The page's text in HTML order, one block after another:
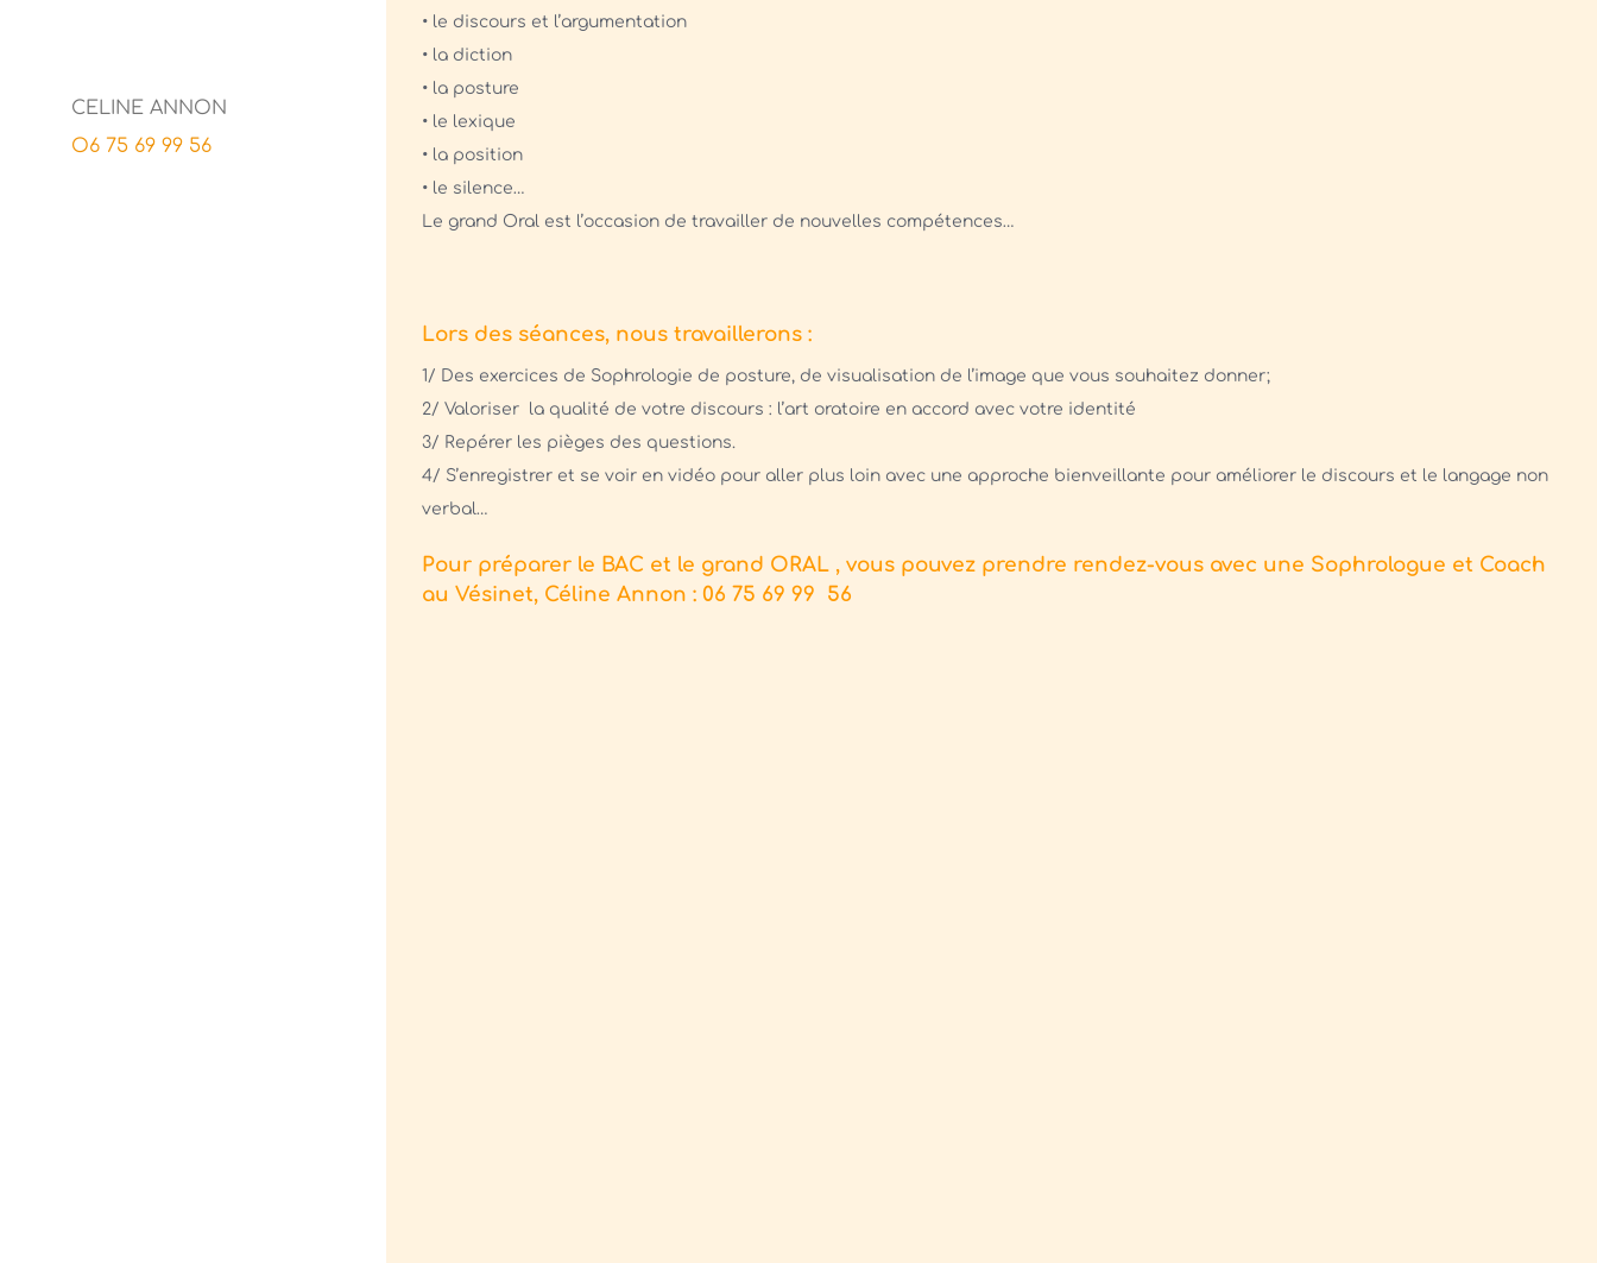
CELINE ANNON
O6 75 69 99 56
• le discours et l’argumentation
• la diction
• la posture
• le lexique
• la position
• le silence…
Le grand Oral est l’occasion de travailler de nouvelles compétences…
Lors des séances, nous travaillerons :
1/ Des exercices de Sophrologie de posture, de visualisation de l’image que vous souhaitez donner;
2/ Valoriser la qualité de votre discours : l’art oratoire en accord avec votre identité
3/ Repérer les pièges des questions.
4/ S’enregistrer et se voir en vidéo pour aller plus loin avec une approche bienveillante pour améliorer le discours et le langage non
verbal…
Pour préparer le BAC et le grand ORAL , vous pouvez prendre rendez-vous avec une Sophrologue et Coach
au Vésinet, Céline Annon : 06 75 69 99 56